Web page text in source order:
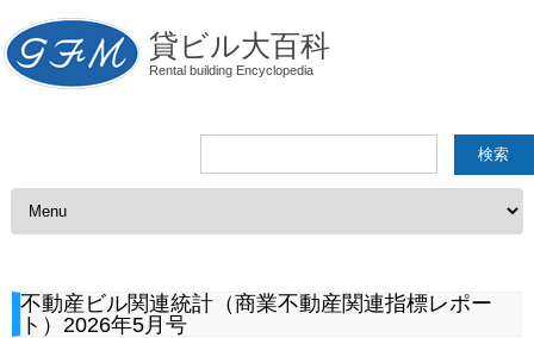
貸ビル大百科
Rental building Encyclopedia
検
コンテンツへスキップ
不動産ビル関連統計（商業不動産関連指標レポー
ト）2026年5月号